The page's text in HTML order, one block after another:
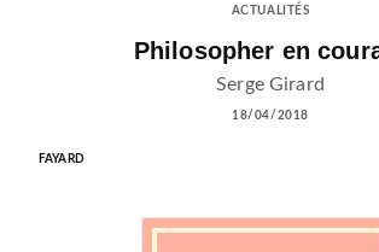
ACTUALITÉS
Philosopher en
Serge Girard
18/04/2018
FAYARD